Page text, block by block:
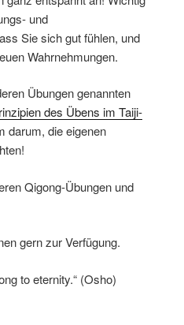
und
Sie sich gut fühlen, und
Wahrnehmungen.
Übungen genannten
des Übens im Taiji-
darum, die eigenen
Qigong-Übungen und
gern zur Verfügung.
to eternity.“ (Osho)